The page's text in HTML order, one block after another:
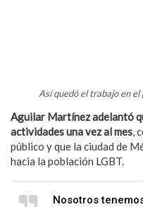
Así quedó el trabajo en el
Aguilar Martínez adelantó
actividades una vez al mes,
público y que la ciudad de
hacia la población LGBT.
Nosotros